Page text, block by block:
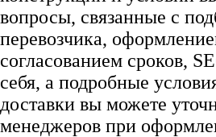
вопросы, связанные с
перевозчика,
согласованием сроков,
себя, а подробные
доставки вы можете
менеджеров при